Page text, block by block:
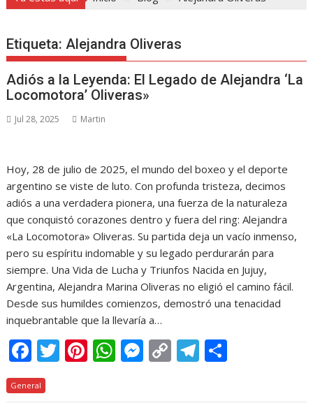
Etiqueta:Alejandra Oliveras
Adiós a la Leyenda: El Legado de Alejandra ‘La
Locomotora’ Oliveras»
Jul 28, 2025 Martin
Hoy, 28 de julio de 2025, el mundo del boxeo y el deporte
argentino se viste de luto. Con profunda tristeza, decimos
adiós a una verdadera pionera, una fuerza de la naturaleza
que conquistó corazones dentro y fuera del ring: Alejandra
«La Locomotora» Oliveras. Su partida deja un vacío inmenso,
pero su espíritu indomable y su legado perdurarán para
siempre. Una Vida de Lucha y Triunfos Nacida en Jujuy,
Argentina, Alejandra Marina Oliveras no eligió el camino fácil.
Desde sus humildes comienzos, demostró una tenacidad
inquebrantable que la llevaría a…
F
ac
e
T
itt
Pi
er
W
at
M
ss
C
p
T
e m
General